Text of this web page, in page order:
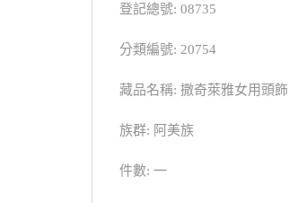
登記總號: 08735
分類編號: 20754
藏品名稱: 撒奇萊雅女用頭飾
族群: 阿美族
件數: 一